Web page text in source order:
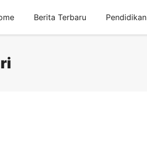
Berita Terbaru Pendidikan